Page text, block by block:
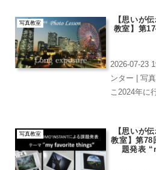
要なんです
写真教室
【思いが
教室】第
2026-07-23
ンター | 写
こ2024年に
影して来る
う感じです
写真教室
【思いが
教室】第78
題発表